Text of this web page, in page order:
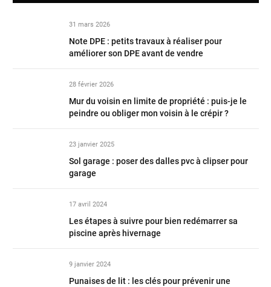
31 mars 2026
Note DPE : petits travaux à réaliser pour
améliorer son DPE avant de vendre
28 février 2026
Mur du voisin en limite de propriété : puis-je le
peindre ou obliger mon voisin à le crépir ?
23 janvier 2025
Sol garage : poser des dalles pvc à clipser pour
garage
17 avril 2024
Les étapes à suivre pour bien redémarrer sa
piscine après hivernage
9 janvier 2024
Punaises de lit : les clés pour prévenir une